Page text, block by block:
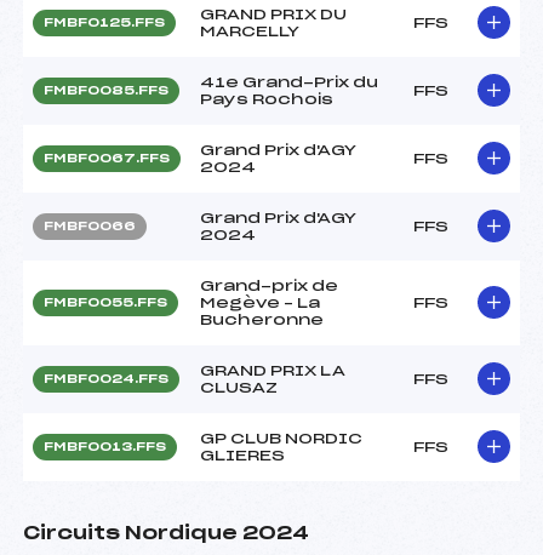
FMBF0125.FFS
GRAND PRIX DU
MARCELLY
FFS
FMBF0085.FFS
41e Grand-Prix du
Pays Rochois
FFS
FMBF0067.FFS
Grand Prix d'AGY
2024
FFS
FMBF0066
Grand Prix d'AGY
2024
FFS
FMBF0055.FFS
Grand-prix de
Megève – La
Bucheronne
FFS
FMBF0024.FFS
GRAND PRIX LA
CLUSAZ
FFS
FMBF0013.FFS
GP CLUB NORDIC
GLIERES
FFS
Circuits Nordique 2024